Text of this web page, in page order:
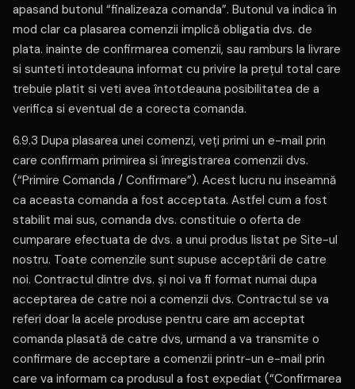
apasand butonul “finalizeaza comanda”. Butonul va indica în
mod clar ca plasarea comenzii implică obligatia dvs. de
plata. inainte de confirmarea comenzii, sau ramburs la livrare
si sunteti intotdeauna informat cu privire la prețul total care
trebuie platit si veti avea întotdeauna posibilitatea de a
verifica si eventual de a corecta comanda.
6.9.3 Dupa plasarea unei comenzi, veți primi un e-mail prin
care confirmam primirea si înregistrarea comenzii dvs.
(“Primire Comanda / Confirmare”). Acest lucru nu inseamnă
ca aceasta comanda a fost acceptata. Astfel cum a fost
stabilit mai sus, comanda dvs. constituie o oferta de
cumparare efectuata de dvs. a unui produs listat pe Site-ul
nostru. Toate comenzile sunt supuse acceptării de catre
noi. Contractul dintre dvs. și noi va fi format numai dupa
acceptarea de catre noi a comenzii dvs. Contractul se va
referi doar la acele produse pentru care am acceptat
comanda plasată de catre dvs, urmand a va transmite o
confirmare de acceptare a comenzii printr-un e-mail prin
care va informam ca produsul a fost expediat (“Confirmarea